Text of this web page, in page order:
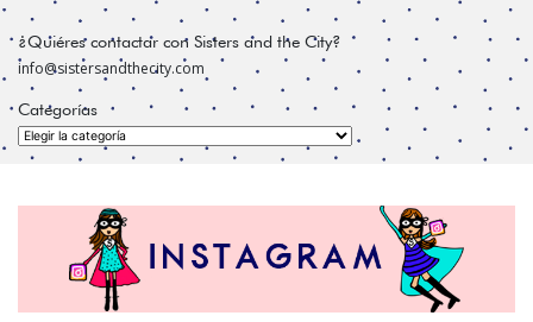
¿Quiéres contactar con Sisters and the City?
info@sistersandthecity.com
Categorías
Categorías